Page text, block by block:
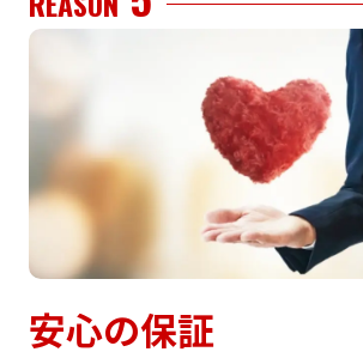
安⼼の保証